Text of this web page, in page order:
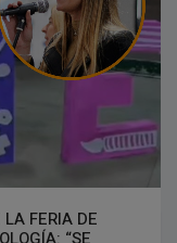
FERIA DE